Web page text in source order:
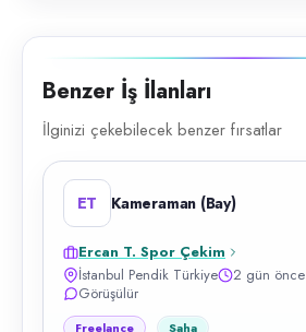
Benzer İş İlanları
İlginizi çekebilecek benzer fırsatlar
ET Kameraman (Bay)
Ercan T. Spor Çekim
İstanbul Pendik Türkiye
2 gün önce
Görüşülür
Freelance Saha